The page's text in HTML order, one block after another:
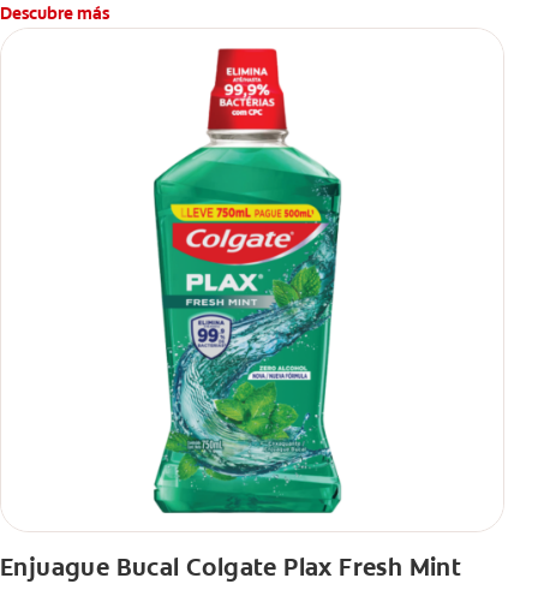
Descubre más
Enjuague Bucal Colgate Plax Fresh Mint